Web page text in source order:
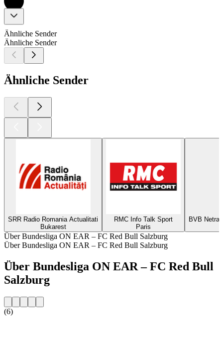
Ähnliche Sender
Ähnliche Sender
Ähnliche Sender
SRR Radio Romania Actualitati
Bukarest
RMC Info Talk Sport
Paris
BVB
Über Bundesliga ON EAR – FC Red Bull Salzburg
Über Bundesliga ON EAR – FC Red Bull Salzburg
Über Bundesliga ON EAR – FC Red Bull
Salzburg
(6)